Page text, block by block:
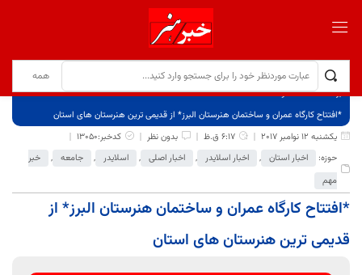
برگ نخست
نوشته‌ها
*افتتاح کارگاه عمران و ساختمان هنرستان البرز* از قدیمی ترین هنرستان های استان
یکشنبه 12 نوامبر 2017
6:17 ق.ظ بدون نظر
کدخبر:13050
حوزه:
اخبار استان , اخبار اسلایدر , اخبار اصلی , اسلایدر , جامعه ,
خبر
مهم
*افتتاح کارگاه عمران و ساختمان هنرستان البرز* از
قدیمی ترین هنرستان های استان